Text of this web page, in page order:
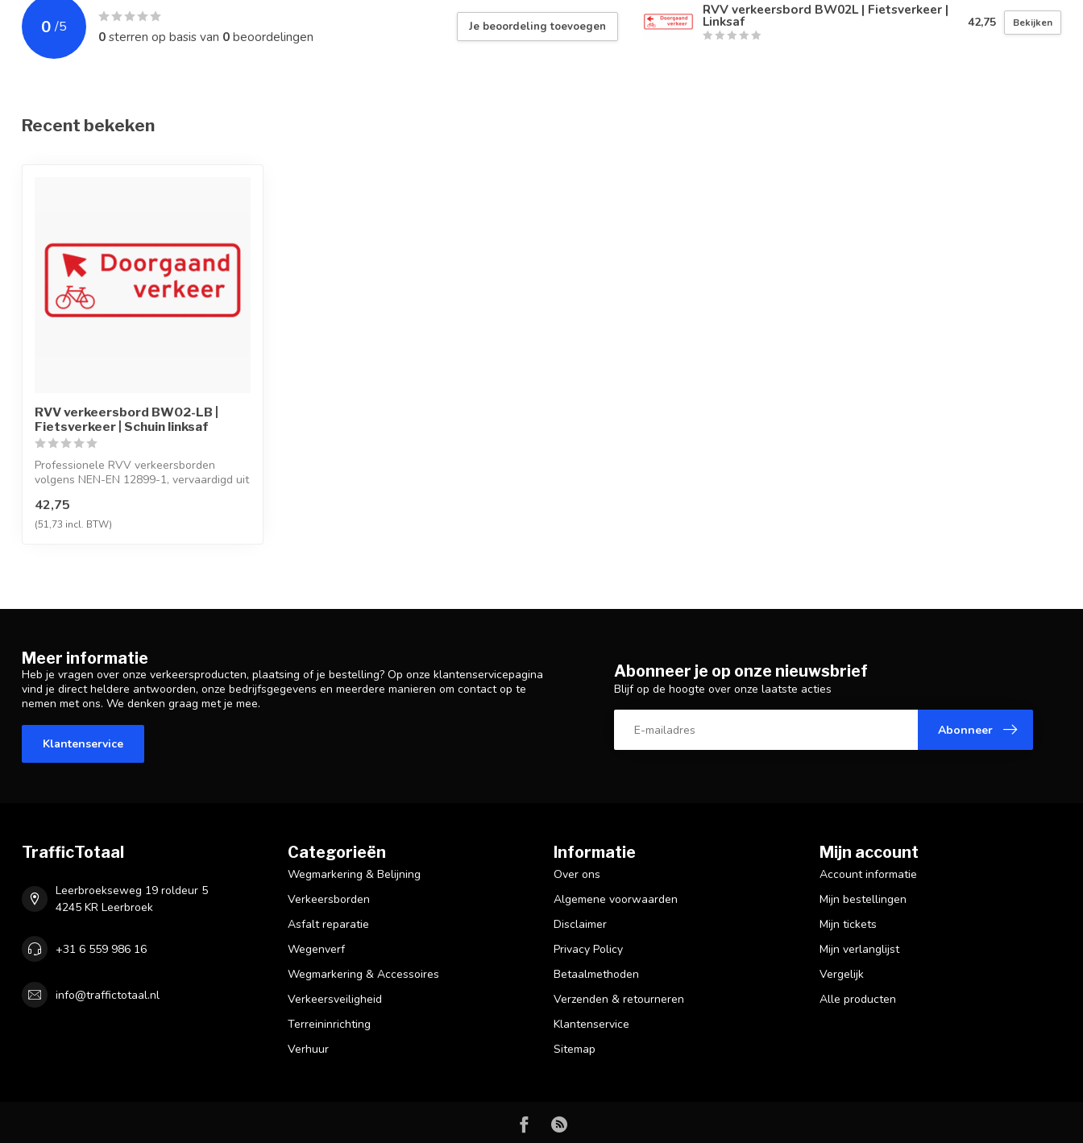
Levensduur: 10+ jaar bij normaal buitengebruik
Norm Professionele RVV verkeersborden volgens NEN-EN 12899-1
0 /5
0sterren op basis van 0beoordelingen
Je beoordeling toevoegen
RVV verkeersbord BW02L | Fietsverkeer |
Linksaf 42,75 Bekijken
Recent bekeken
RVV verkeersbord BW02-LB |
Fietsverkeer | Schuin linksaf
Professionele RVV verkeersborden
volgens NEN-EN 12899-1, vervaardigd uit
42,75
(51,73 incl. BTW)
Meer informatie
Heb je vragen over onze verkeersproducten, plaatsing of je bestelling? Op onze klantenservicepagina
vind je direct heldere antwoorden, onze bedrijfsgegevens en meerdere manieren om contact op te
nemen met ons. We denken graag met je mee.
Klantenservice
Abonneer je op onze nieuwsbrief
Blijf op de hoogte over onze laatste acties
Abonneer
TrafficTotaal
Leerbroekseweg 19 roldeur 5
4245 KR Leerbroek
+31 6 559 986 16
info@traffictotaal.nl
Categorieën
Wegmarkering & Belijning
Verkeersborden
Asfalt reparatie
Wegenverf
Wegmarkering & Accessoires
Verkeersveiligheid
Terreininrichting
Verhuur
Informatie
Over ons
Algemene voorwaarden
Disclaimer
Privacy Policy
Betaalmethoden
Verzenden & retourneren
Klantenservice
Sitemap
Mijn account
Account informatie
Mijn bestellingen
Mijn tickets
Mijn verlanglijst
Vergelijk
Alle producten